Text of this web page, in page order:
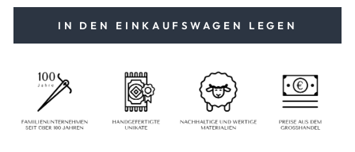
IN DEN EINKAUFSWAGEN LEGEN